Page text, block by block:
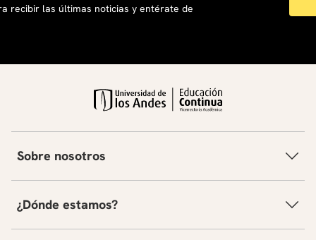
recibir las últimas noticias y entérate de
Sobre nosotros
¿Dónde estamos?